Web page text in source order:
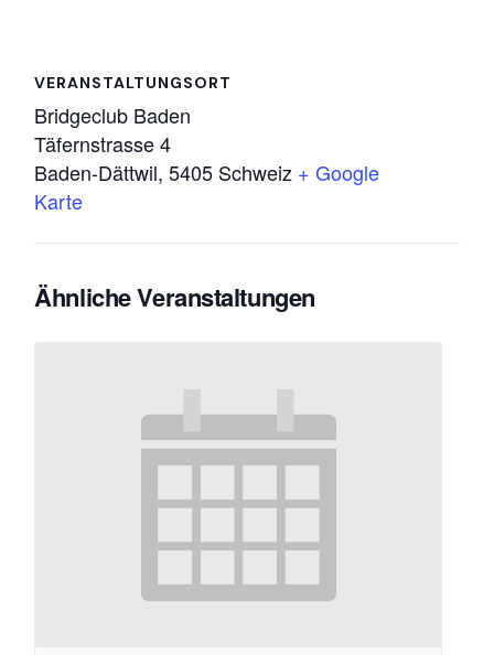
VERANSTALTUNGSORT
Bridgeclub Baden
Täfernstrasse 4
Baden-Dättwil, 5405 Schweiz + Google
Karte
Ähnliche Veranstaltungen